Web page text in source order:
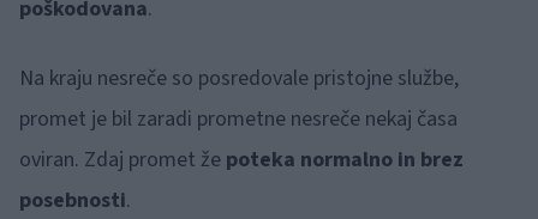
poškodovana.
Na kraju nesreče so posredovale pristojne službe,
promet je bil zaradi prometne nesreče nekaj časa
oviran. Zdaj promet že poteka normalno in brez
posebnosti.